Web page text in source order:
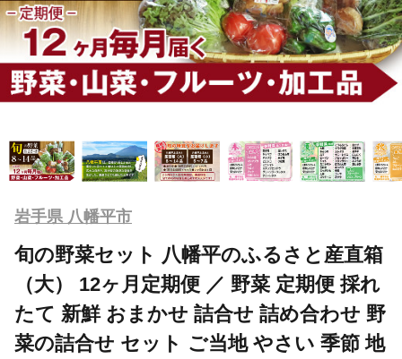
岩手県 八幡平市
旬の野菜セット 八幡平のふるさと産直箱
（大） 12ヶ月定期便 ／ 野菜 定期便 採れ
たて 新鮮 おまかせ 詰合せ 詰め合わせ 野
菜の詰合せ セット ご当地 やさい 季節 地